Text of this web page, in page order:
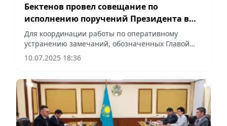
Бектенов провел совещание по
исполнению поручений Президента в
сфере туризма
Для координации работы по оперативному
устранению замечаний, обозначенных Главой
государства, заместитель Премьер-министра
Ермек Кошербаев и министр туризма и спорта
10.07.2025 18:36